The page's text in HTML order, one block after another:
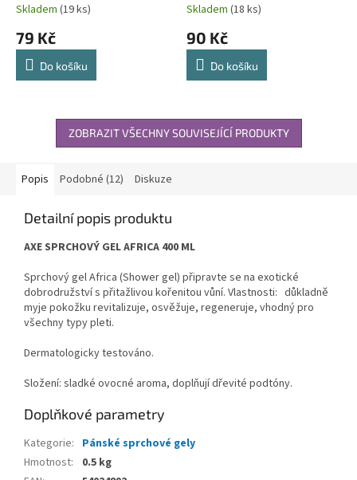
Skladem (19 ks)
79 Kč
Do košíku
Skladem (18 ks)
90 Kč
Do košíku
ZOBRAZIT VŠECHNY SOUVISEJÍCÍ PRODUKTY
Popis Podobné (12) Diskuze
Detailní popis produktu
AXE SPRCHOVÝ GEL AFRICA 400 ML
Sprchový gel Africa (Shower gel) připravte se na exotické
dobrodružství s přitažlivou kořenitou vůní. Vlastnosti: důkladně
myje pokožku revitalizuje, osvěžuje, regeneruje, vhodný pro
všechny typy pleti.
Dermatologicky testováno.
Složení: sladké ovocné aroma, doplňují dřevité podtóny.
Doplňkové parametry
Kategorie: Pánské sprchové gely
Hmotnost:
0.5 kg